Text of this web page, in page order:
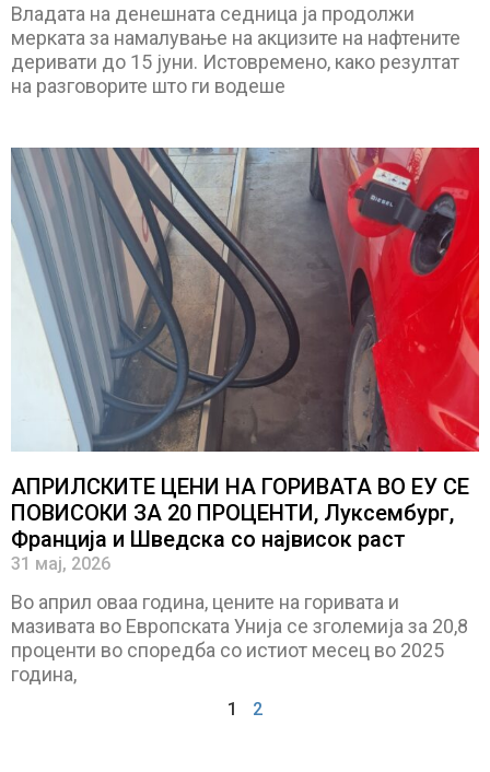
Владата на денешната седница ја продолжи
мерката за намалување на акцизите на нафтените
деривати до 15 јуни. Истовремено, како резултат
на разговорите што ги водеше
АПРИЛСКИТЕ ЦЕНИ НА ГОРИВАТА ВО ЕУ СЕ
ПОВИСОКИ ЗА 20 ПРОЦЕНТИ, Луксембург,
Франција и Шведска со највисок раст
31 мај, 2026
Во април оваа година, цените на горивата и
мазивата во Европската Унија се зголемија за 20,8
проценти во споредба со истиот месец во 2025
година,
1 2